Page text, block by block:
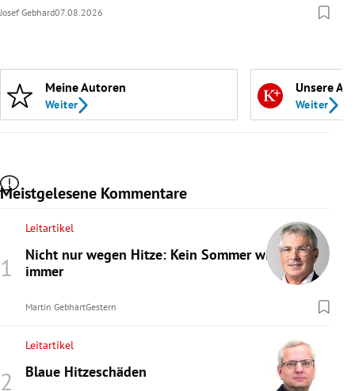
Josef Gebhard07.08.2026
Meine Autoren
Weiter
Unsere
Weiter
Meistgelesene Kommentare
Leitartikel
Nicht nur wegen Hitze: Kein Sommer wie
immer
Martin GebhartGestern
Leitartikel
Blaue Hitzeschäden